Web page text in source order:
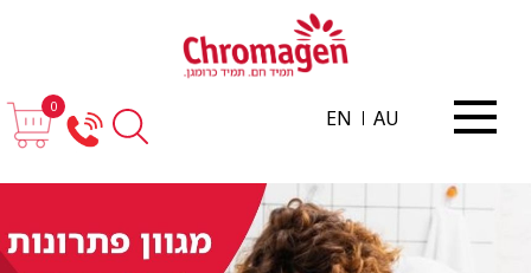
AU
EN
0